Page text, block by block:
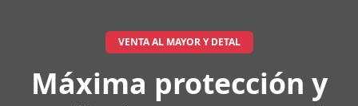
VENTA AL MAYOR Y DETAL
Máxima protección y